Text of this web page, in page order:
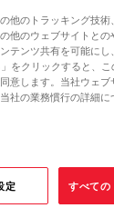
国/地域ごとに
す。当社のウェ
域に固有であり
の製品の詳細/
drying,
to inhibit
quickly,
他のトラッキング技
他のウェブサイトと
テンツ共有を可能に
をクリックすると、
意します。当社ウェ
社の業務慣行の詳細
定 すべての